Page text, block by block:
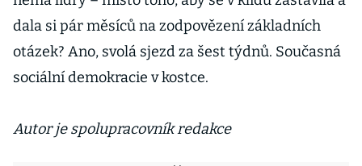
dala si pár měsíců na zodpovězení základních
otázek? Ano, svolá sjezd za šest týdnů. Současná
sociální demokracie v kostce.
Autor je spolupracovník redakce